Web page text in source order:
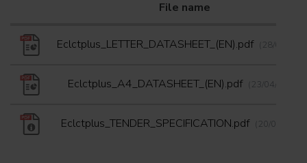
File name
Eclctplus_LETTER_DATASHEET_(EN).pdf (28/09/
Eclctplus_A4_DATASHEET_(EN).pdf (23/04/2026)
Eclctplus_TENDER_SPECIFICATION.pdf (20/07/